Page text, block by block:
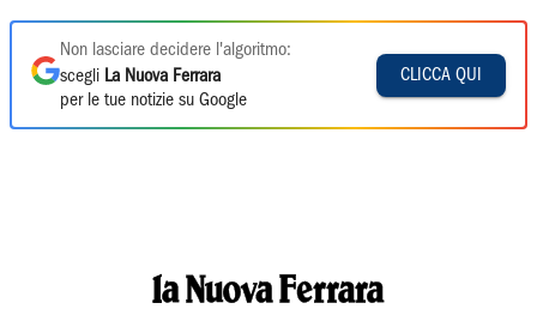
Non lasciare decidere l'algoritmo:
scegli La Nuova Ferrara
per le tue notizie su Google
CLICCA QUI